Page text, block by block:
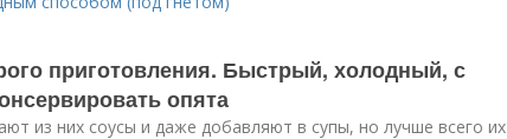
приготовления. Быстрый, холодный, с
опята
из них соусы и даже добавляют в супы, но лучше всего их